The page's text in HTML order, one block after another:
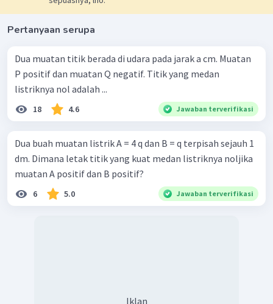
Dengan demikian, letak muatan uji C agar kuat medan di C
Jadi, jawaban yang tepat adalah A.
Pertanyaan serupa
Dua muatan titik berada di udara pada jarak a cm. Muatan
P positif dan muatan Q negatif. Titik yang medan
listriknya nol adalah ...
18 4.6 Jawaban terverifikasi
Dua buah muatan listrik A = 4 q dan B = q terpisah sejauh 1
dm. Dimana letak titik yang kuat medan listriknya noljika
muatan A positif dan B positif?
6 5.0 Jawaban terverifikasi
Iklan